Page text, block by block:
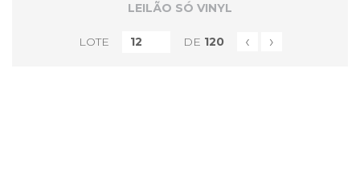
LEILÃO SÓ VINYL
LOTE DE 120 ‹ ›